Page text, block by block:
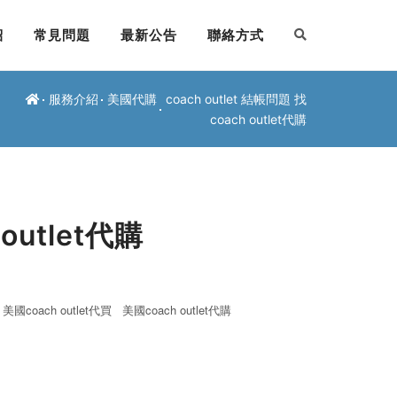
常見問題 最新公告 聯絡方式
服務介紹 美國代購 coach outlet 結帳問題 找
coach outlet代購
代購
美國coach outlet代買
美國coach outlet代購